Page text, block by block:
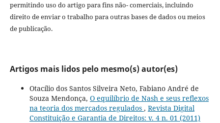
permitindo uso do artigo para fins não- comerciais, incluindo
direito de enviar o trabalho para outras bases de dados ou meios
de publicação.
Artigos mais lidos pelo mesmo(s) autor(es)
Otacílio dos Santos Silveira Neto, Fabiano André de
Souza Mendonça, O equilíbrio de Nash e seus reflexos
na teoria dos mercados regulados , Revista Digital
Constituição e Garantia de Direitos: v. 4 n. 01 (2011)